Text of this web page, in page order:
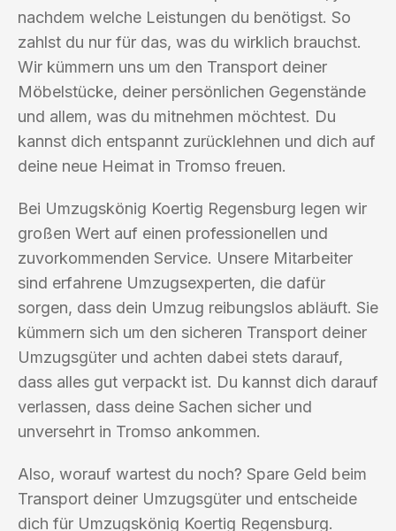
nachdem welche Leistungen du benötigst. So
zahlst du nur für das, was du wirklich brauchst.
Wir kümmern uns um den Transport deiner
Möbelstücke, deiner persönlichen Gegenstände
und allem, was du mitnehmen möchtest. Du
kannst dich entspannt zurücklehnen und dich auf
deine neue Heimat in Tromso freuen.
Bei Umzugskönig Koertig Regensburg legen wir
großen Wert auf einen professionellen und
zuvorkommenden Service. Unsere Mitarbeiter
sind erfahrene Umzugsexperten, die dafür
sorgen, dass dein Umzug reibungslos abläuft. Sie
kümmern sich um den sicheren Transport deiner
Umzugsgüter und achten dabei stets darauf,
dass alles gut verpackt ist. Du kannst dich darauf
verlassen, dass deine Sachen sicher und
unversehrt in Tromso ankommen.
Also, worauf wartest du noch? Spare Geld beim
Transport deiner Umzugsgüter und entscheide
dich für Umzugskönig Koertig Regensburg.